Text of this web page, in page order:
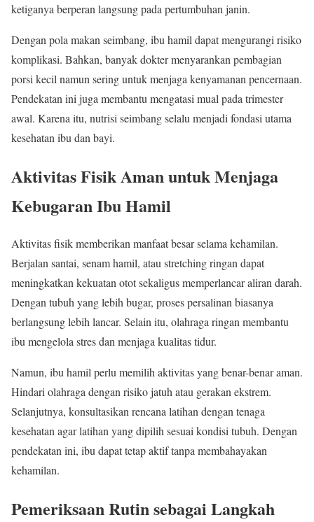
ketiganya berperan langsung pada pertumbuhan janin.
Dengan pola makan seimbang, ibu hamil dapat mengurangi risiko
komplikasi. Bahkan, banyak dokter menyarankan pembagian
porsi kecil namun sering untuk menjaga kenyamanan pencernaan.
Pendekatan ini juga membantu mengatasi mual pada trimester
awal. Karena itu, nutrisi seimbang selalu menjadi fondasi utama
kesehatan ibu dan bayi.
Aktivitas Fisik Aman untuk Menjaga
Kebugaran Ibu Hamil
Aktivitas fisik memberikan manfaat besar selama kehamilan.
Berjalan santai, senam hamil, atau stretching ringan dapat
meningkatkan kekuatan otot sekaligus memperlancar aliran darah.
Dengan tubuh yang lebih bugar, proses persalinan biasanya
berlangsung lebih lancar. Selain itu, olahraga ringan membantu
ibu mengelola stres dan menjaga kualitas tidur.
Namun, ibu hamil perlu memilih aktivitas yang benar-benar aman.
Hindari olahraga dengan risiko jatuh atau gerakan ekstrem.
Selanjutnya, konsultasikan rencana latihan dengan tenaga
kesehatan agar latihan yang dipilih sesuai kondisi tubuh. Dengan
pendekatan ini, ibu dapat tetap aktif tanpa membahayakan
kehamilan.
Pemeriksaan Rutin sebagai Langkah